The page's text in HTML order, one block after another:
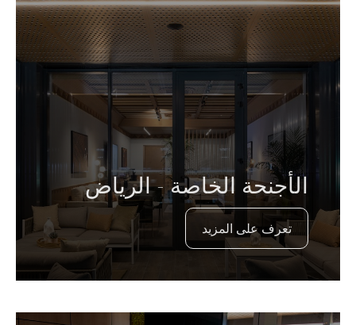
الأجنحة الخاصة - الرياض
تعرف على المزيد